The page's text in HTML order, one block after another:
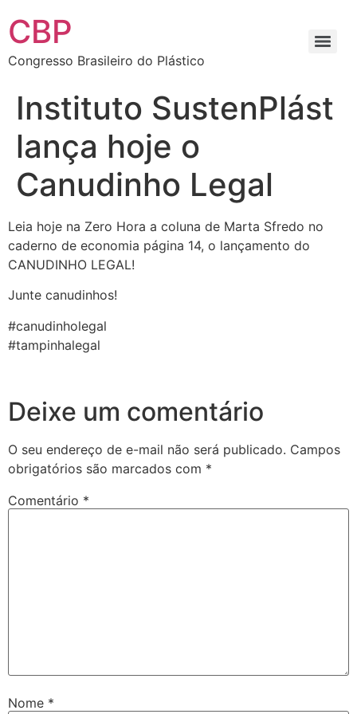
CBP
Congresso Brasileiro do Plástico
Instituto SustenPlást
lança hoje o
Canudinho Legal
Leia hoje na Zero Hora a coluna de Marta Sfredo no
caderno de economia página 14, o lançamento do
CANUDINHO LEGAL!
Junte canudinhos!
#canudinholegal
#tampinhalegal
Deixe um comentário
O seu endereço de e-mail não será publicado. Campos
obrigatórios são marcados com *
Comentário *
Nome *